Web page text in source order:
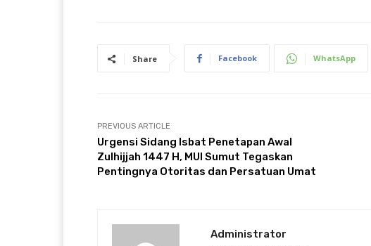
Share Facebook WhatsApp
PREVIOUS ARTICLE
Urgensi Sidang Isbat Penetapan Awal
Zulhijjah 1447 H, MUI Sumut Tegaskan
Pentingnya Otoritas dan Persatuan Umat
Administrator